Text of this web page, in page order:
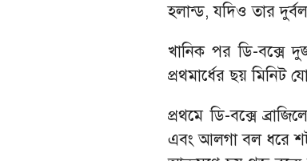
হলান্ড, যদিও তার
খানিক পর ডি-বক্সে
প্রথমার্ধের ছয় মিনিট
প্রথমে ডি-বক্সে
এবং আলগা বল ধরে